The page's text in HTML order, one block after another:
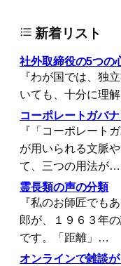
新着リスト
社外取締役の5つの
『わが国では、独
いても、十分に理
コーポレートガバ
『「コーポレート
が用いられる文脈
て、三つの用法が…
霊長類の声の分類
『私のお師匠でも
郎が、１９６３年
です。「距離」…
オンラインで雑談